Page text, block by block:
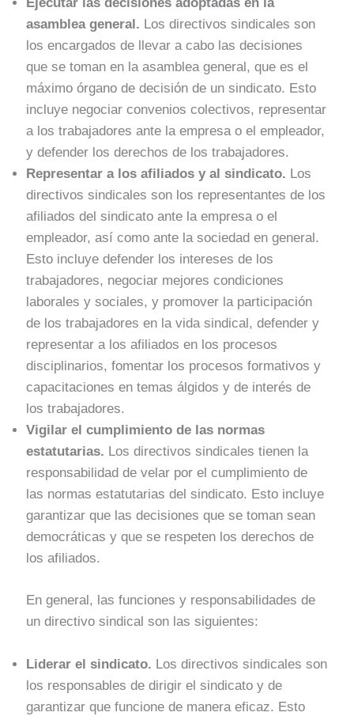
Ejecutar las decisiones adoptadas en la
asamblea general. Los directivos sindicales son
los encargados de llevar a cabo las decisiones
que se toman en la asamblea general, que es el
máximo órgano de decisión de un sindicato. Esto
incluye negociar convenios colectivos, representar
a los trabajadores ante la empresa o el empleador,
y defender los derechos de los trabajadores.
Representar a los afiliados y al sindicato. Los
directivos sindicales son los representantes de los
afiliados del sindicato ante la empresa o el
empleador, así como ante la sociedad en general.
Esto incluye defender los intereses de los
trabajadores, negociar mejores condiciones
laborales y sociales, y promover la participación
de los trabajadores en la vida sindical, defender y
representar a los afiliados en los procesos
disciplinarios, fomentar los procesos formativos y
capacitaciones en temas álgidos y de interés de
los trabajadores.
Vigilar el cumplimiento de las normas
estatutarias. Los directivos sindicales tienen la
responsabilidad de velar por el cumplimiento de
las normas estatutarias del sindicato. Esto incluye
garantizar que las decisiones que se toman sean
democráticas y que se respeten los derechos de
los afiliados.
En general, las funciones y responsabilidades de
un directivo sindical son las siguientes:
Liderar el sindicato. Los directivos sindicales son
los responsables de dirigir el sindicato y de
garantizar que funcione de manera eficaz. Esto